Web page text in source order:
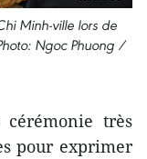
Minh-ville lors de
Ngoc Phuong /
très
pour exprimer